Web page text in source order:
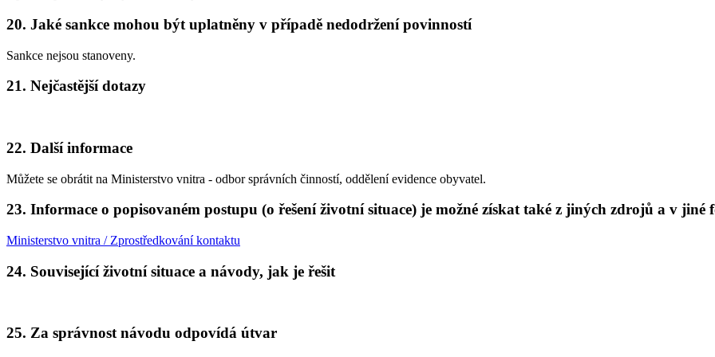
20. Jaké sankce mohou být uplatněny v případě nedodržení povinností
Sankce nejsou stanoveny.
21. Nejčastější dotazy
22. Další informace
Můžete se obrátit na Ministerstvo vnitra - odbor správních činností, oddělení evidence obyvatel.
23. Informace o popisovaném postupu (o řešení životní situace) je možné získat také z jiných zdrojů a v jiné
Ministerstvo vnitra / Zprostředkování kontaktu
24. Související životní situace a návody, jak je řešit
25. Za správnost návodu odpovídá útvar